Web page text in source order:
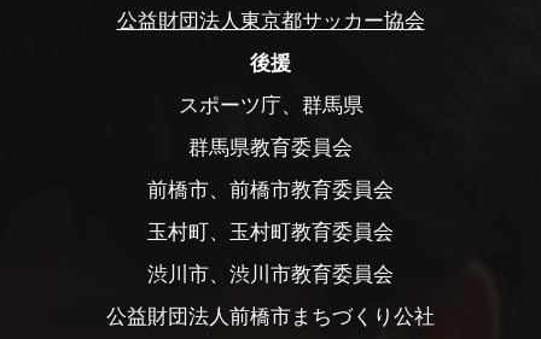
公益財団法人東京都サッカー協会
後援
スポーツ庁、群馬県
群馬県教育委員会
前橋市、前橋市教育委員会
玉村町、玉村町教育委員会
渋川市、渋川市教育委員会
公益財団法人前橋市まちづくり公社